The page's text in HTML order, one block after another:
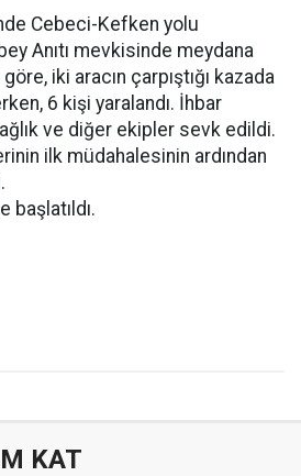
Cebeci-Kefken yolu
Anıtı mevkisinde meydana
iki aracın çarpıştığı kazada
6 kişi yaralandı. İhbar
ve diğer ekipler sevk edildi.
ilk müdahalesinin ardından
başlatıldı.
KAT